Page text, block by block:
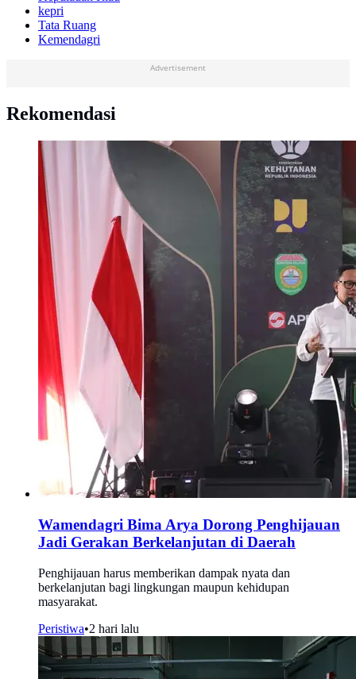
kepri
Tata Ruang
Kemendagri
Advertisement
Rekomendasi
Wamendagri Bima Arya Dorong Penghijauan
Jadi Gerakan Berkelanjutan di Daerah
Penghijauan harus memberikan dampak nyata dan
berkelanjutan bagi lingkungan maupun kehidupan
masyarakat.
Peristiwa•2 hari lalu